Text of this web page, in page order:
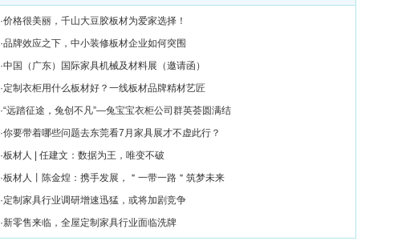
·价格很美丽，千山大豆胶板材为爱家选择！
·品牌效应之下，中小装修板材企业如何突围
·中国（广东）国际家具机械及材料展（邀请函）
·定制衣柜用什么板材好？一线板材品牌精材艺匠
·“远踏征途，兔创不凡”—兔宝宝衣柜公司群英荟圆满结
·你要带着哪些问题去东莞看7月家具展才不虚此行？
·板材人 | 任建文：数据为王，唯变不破
·板材人丨陈金煌：携手发展，＂一带一路＂筑梦未来
·定制家具行业调研增速迅猛，或将加剧竞争
·新零售来临，全屋定制家具行业面临洗牌